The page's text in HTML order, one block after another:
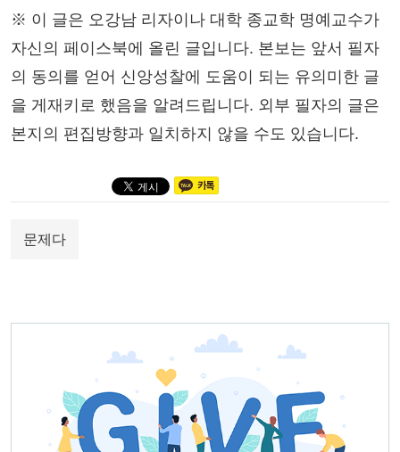
※ 이 글은 오강남 리자이나 대학 종교학 명예교수가
자신의 페이스북에 올린 글입니다. 본보는 앞서 필자
의 동의를 얻어 신앙성찰에 도움이 되는 유의미한 글
을 게재키로 했음을 알려드립니다. 외부 필자의 글은
본지의 편집방향과 일치하지 않을 수도 있습니다.
문제다